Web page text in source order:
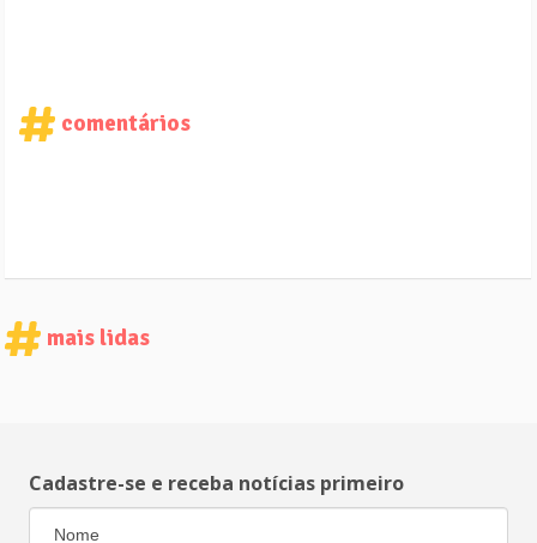
comentários
mais lidas
Cadastre-se e receba notícias primeiro